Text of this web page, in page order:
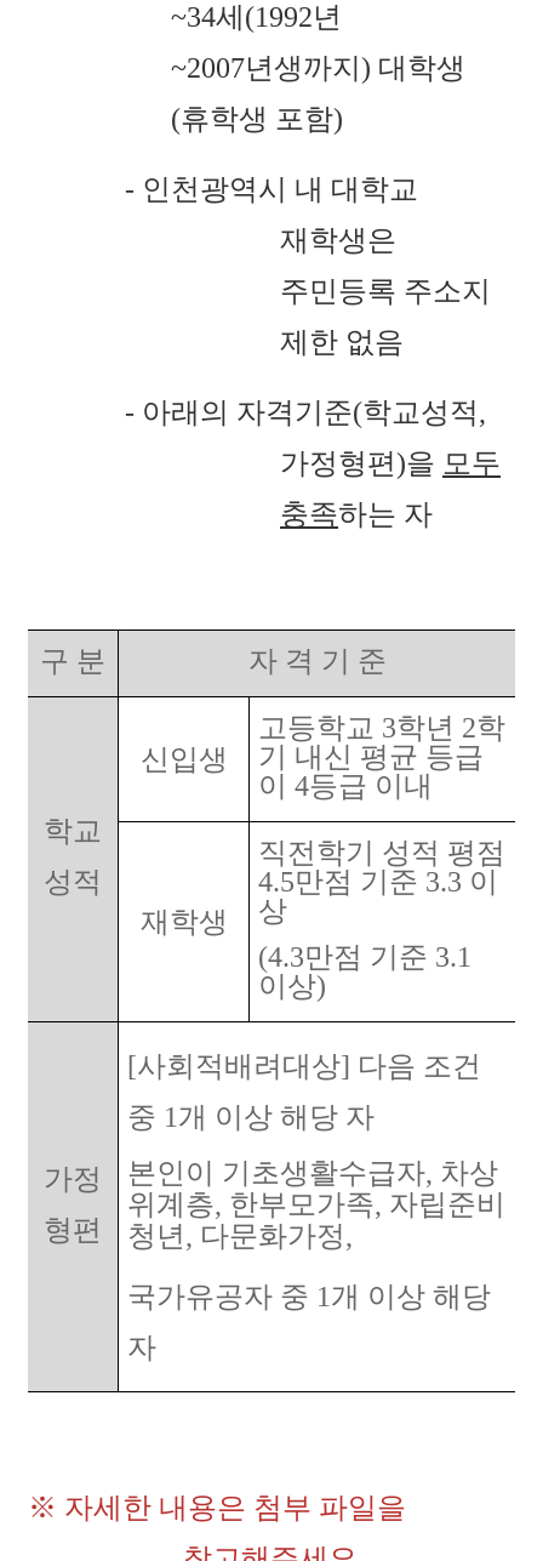
~34세(1992년
~2007년생까지) 대학생
(휴학생 포함)
- 인천광역시 내 대학교
재학생은
주민등록 주소지
제한 없음
- 아래의 자격기준(학교성적,
가정형편)을 모두
충족하는 자
구 분 자 격 기 준
학교
성적
신입생
고등학교 3학년 2학
기 내신 평균 등급
이 4등급 이내
재학생
직전학기 성적 평점
4.5만점 기준 3.3 이
상
(4.3만점 기준 3.1
이상)
가정
형편
[사회적배려대상] 다음 조건
중 1개 이상 해당 자
본인이 기초생활수급자, 차상
위계층, 한부모가족, 자립준비
청년, 다문화가정,
국가유공자 중 1개 이상 해당
자
※ 자세한 내용은 첨부 파일을